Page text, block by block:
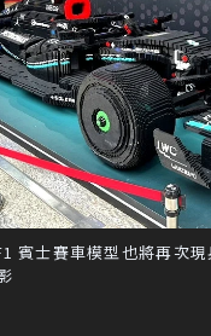
賓士賽車模型也將再次